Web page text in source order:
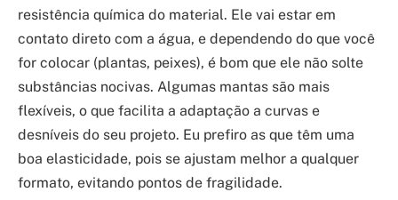
resistência química do material. Ele vai estar em
contato direto com a água, e dependendo do que você
for colocar (plantas, peixes), é bom que ele não solte
substâncias nocivas. Algumas mantas são mais
flexíveis, o que facilita a adaptação a curvas e
desníveis do seu projeto. Eu prefiro as que têm uma
boa elasticidade, pois se ajustam melhor a qualquer
formato, evitando pontos de fragilidade.